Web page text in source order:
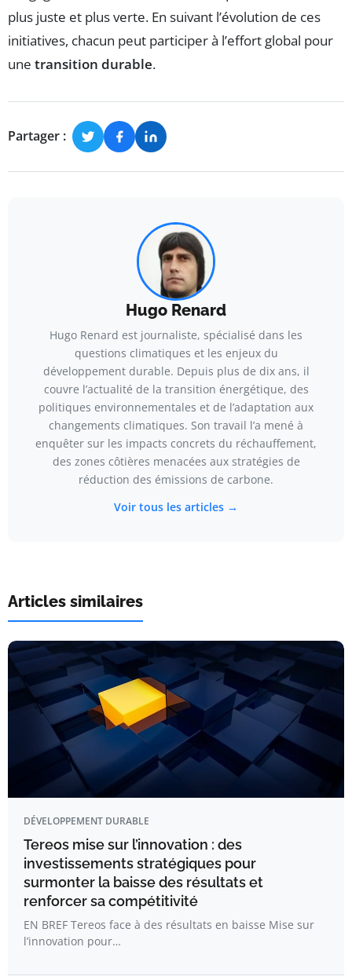
plus juste et plus verte. En suivant l’évolution de ces
initiatives, chacun peut participer à l’effort global pour
une transition durable.
Partager :
Hugo Renard
Hugo Renard est journaliste, spécialisé dans les
questions climatiques et les enjeux du
développement durable. Depuis plus de dix ans, il
couvre l’actualité de la transition énergétique, des
politiques environnementales et de l’adaptation aux
changements climatiques. Son travail l’a mené à
enquêter sur les impacts concrets du réchauffement,
des zones côtières menacées aux stratégies de
réduction des émissions de carbone.
Voir tous les articles →
Articles similaires
DÉVELOPPEMENT DURABLE
Tereos mise sur l’innovation : des
investissements stratégiques pour
surmonter la baisse des résultats et
renforcer sa compétitivité
EN BREF Tereos face à des résultats en baisse Mise sur
l’innovation pour…